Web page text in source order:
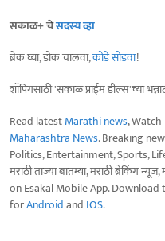
सकाळ+ चेसदस्य व्हा
ब्रेक घ्या, डोकं चालवा,कोडे सोडवा!
शॉपिंगसाठी 'सकाळ प्राईम डील्स'च्या
Read latestMarathi news,
Maharashtra News. Breaking
Politics, Entertainment, Sports,
मराठी ताज्या बातम्या, मराठी ब्रेकिंग
on Esakal Mobile App.
forAndroidand IOS.